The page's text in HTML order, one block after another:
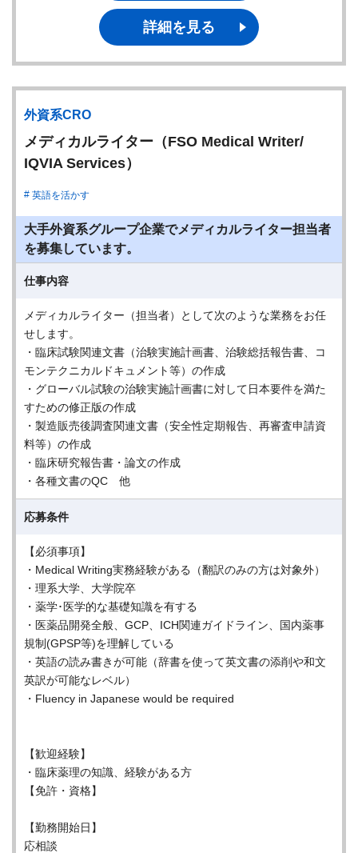
詳細を見る
外資系CRO
メディカルライター（FSO Medical Writer/
IQVIA Services）
英語を活かす
大手外資系グループ企業でメディカルライター担当者
を募集しています。
仕事内容
メディカルライター（担当者）として次のような業務をお任
せします。
・臨床試験関連文書（治験実施計画書、治験総括報告書、コ
モンテクニカルドキュメント等）の作成
・グローバル試験の治験実施計画書に対して日本要件を満た
すための修正版の作成
・製造販売後調査関連文書（安全性定期報告、再審査申請資
料等）の作成
・臨床研究報告書・論文の作成
・各種文書のQC 他
応募条件
【必須事項】
・Medical Writing実務経験がある（翻訳のみの方は対象外）
・理系大学、大学院卒
・薬学･医学的な基礎知識を有する
・医薬品開発全般、GCP、ICH関連ガイドライン、国内薬事
規制(GPSP等)を理解している
・英語の読み書きが可能（辞書を使って英文書の添削や和文
英訳が可能なレベル）
・Fluency in Japanese would be required
【歓迎経験】
・臨床薬理の知識、経験がある方
【免許・資格】
【勤務開始日】
応相談